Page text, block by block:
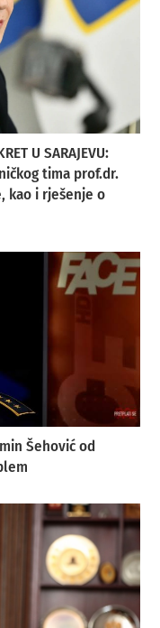
U SARAJEVU:
tima prof.dr.
kao i rješenje o
Šehović od